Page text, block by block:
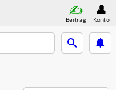
Beitrag Konto